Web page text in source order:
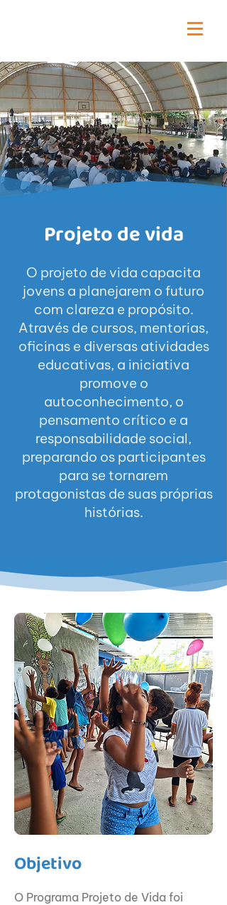
Projeto de vida
O projeto de vida capacita
jovens a planejarem o futuro
com clareza e propósito.
Através de cursos, mentorias,
oficinas e diversas atividades
educativas, a iniciativa
promove o
autoconhecimento, o
pensamento crítico e a
responsabilidade social,
preparando os participantes
para se tornarem
protagonistas de suas próprias
histórias.
Objetivo
O Programa Projeto de Vida foi